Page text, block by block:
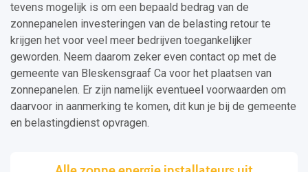
tevens mogelijk is om een bepaald bedrag van de
zonnepanelen investeringen van de belasting retour te
krijgen het voor veel meer bedrijven toegankelijker
geworden. Neem daarom zeker even contact op met de
gemeente van Bleskensgraaf Ca voor het plaatsen van
zonnepanelen. Er zijn namelijk eventueel voorwaarden om
daarvoor in aanmerking te komen, dit kun je bij de gemeente
en belastingdienst opvragen.